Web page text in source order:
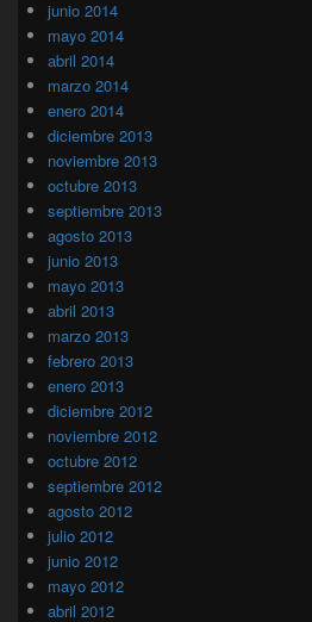
junio 2014
mayo 2014
abril 2014
marzo 2014
enero 2014
diciembre 2013
noviembre 2013
octubre 2013
septiembre 2013
agosto 2013
junio 2013
mayo 2013
abril 2013
marzo 2013
febrero 2013
enero 2013
diciembre 2012
noviembre 2012
octubre 2012
septiembre 2012
agosto 2012
julio 2012
junio 2012
mayo 2012
abril 2012